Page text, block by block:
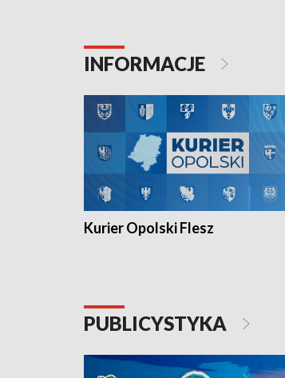
torowym.
INFORMACJE
Kurier Opolski Flesz
PUBLICYSTYKA